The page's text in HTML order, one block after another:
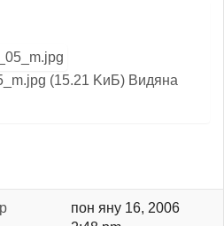
(15.21 KиБ) Видяна
пон яну 16, 2006